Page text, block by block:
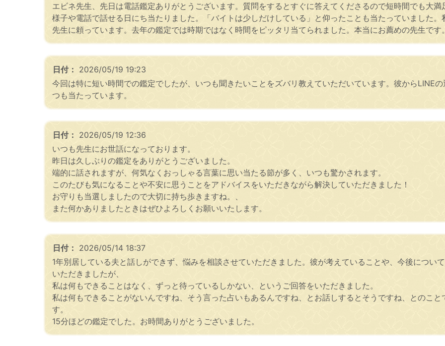
エビネ先生、先日は電話鑑定ありがとうございます。質問をするとすぐに答えてくださるので短時間でも大
様子や電話で話せる日にち当たりました。「バイトは少しだけしている」と仰ったことも当たっていました
先生に頼っています。去年の鑑定では時期ではなく時間をピッタリ当てられました。本当にお薦めの先生です
日付： 2026/05/19 19:23
今回は特に短い時間での鑑定でしたが、いつも聞きたいことをズバリ教えていただいています。彼からLINE
つも当たっています。
日付： 2026/05/19 12:36
いつも先生にお世話になっております。
昨日は久しぶりの鑑定をありがとうございました。
端的に話されますが、何気なくおっしゃる言葉に思い当たる節が多く、いつも驚かされます。
このたびも気になることや不安に思うことをアドバイスをいただきながら解決していただきました！
お守りも当選しましたので大切に持ち歩きますね。、
また何かありましたときはぜひよろしくお願いいたします。
日付： 2026/05/14 18:37
1年別居している夫と話しができず、悩みを相談させていただきました。彼が考えていることや、今後につい
いただきましたが、
私は何もできることはなく、ずっと待っているしかない、というご回答をいただきました。
私は何もできることがないんですね、そう言った占いもあるんですね、とお話しするとそうですね、とのこ
す。
15分ほどの鑑定でした。お時間ありがとうございました。